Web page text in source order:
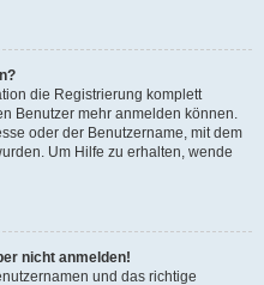
die Registrierung komplett
Benutzer mehr anmelden können.
oder der Benutzername, mit dem
Um Hilfe zu erhalten, wende
nicht anmelden!
und das richtige